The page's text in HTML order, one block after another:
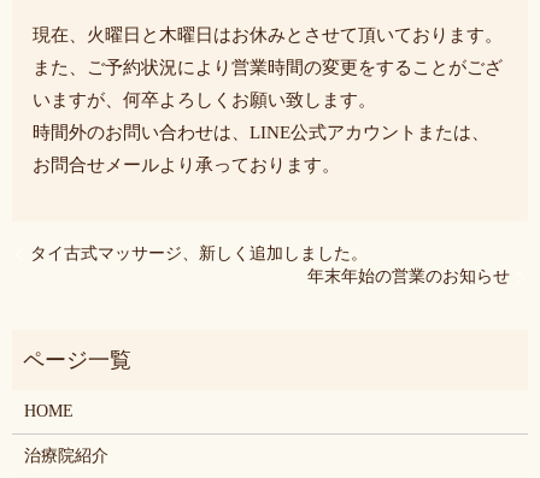
現在、火曜日と木曜日はお休みとさせて頂いております。
また、ご予約状況により営業時間の変更をすることがござ
いますが、何卒よろしくお願い致します。
時間外のお問い合わせは、LINE公式アカウントまたは、
お問合せメールより承っております。
タイ古式マッサージ、新しく追加しました。
年末年始の営業のお知らせ
HOME
治療院紹介